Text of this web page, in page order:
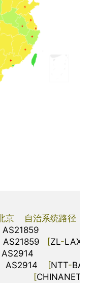
京 自治系统路径：
AS21859
AS21859
[ZL-LAX
AS2914
  AS2914
[NTT-
[CHINANET